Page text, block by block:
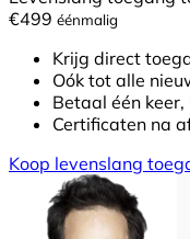
€499 éénmalig
Krijg direct
Oók tot alle
Betaal één
Certificaten na
Koop levenslang